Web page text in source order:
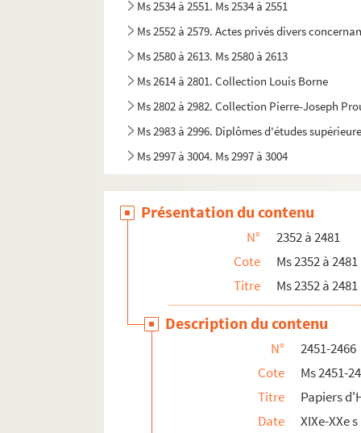
Ms 2534 à 2551. Ms 2534 à 2551
Ms 2552 à 2579. Actes privés divers
Ms 2580 à 2613. Ms 2580 à 2613
Ms 2614 à 2801. Collection Louis Borne
Ms 2802 à 2982. Collection Pierre-Joseph
Ms 2983 à 2996. Diplômes d'études
Ms 2997 à 3004. Ms 2997 à 3004
Présentation du contenu
N°
2352 à 2481
Cote
Ms 2352 à 2481
Titre
Ms 2352 à 2481
Description du contenu
N°
2451-2466
Cote
Ms 2451-
Titre
Papiers
Date
XIXe-XXe s